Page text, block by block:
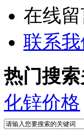
在线
联系我
热门搜索
化锌价格